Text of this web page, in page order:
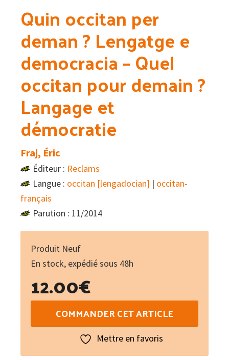
Quin occitan per
deman ? Lengatge e
democracia – Quel
occitan pour demain ?
Langage et
démocratie
Fraj, Éric
Éditeur : Reclams
Langue : occitan [lengadocian] | occitan-
français
Parution : 11/2014
Produit Neuf
En stock, expédié sous 48h
12.00€
de
COMMANDER CET ARTICLE
Mettre en favoris